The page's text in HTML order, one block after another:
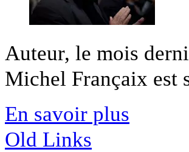
Auteur, le mois
Michel Françaix est
En savoir plus
Old Links